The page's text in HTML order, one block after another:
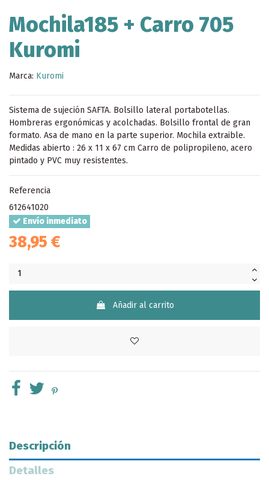
Mochila185 + Carro 705
Kuromi
Marca: Kuromi
Sistema de sujeción SAFTA. Bolsillo lateral portabotellas.
Hombreras ergonómicas y acolchadas. Bolsillo frontal de gran
formato. Asa de mano en la parte superior. Mochila extraible.
Medidas abierto : 26 x 11 x 67 cm Carro de polipropileno, acero
pintado y PVC muy resistentes.
Referencia
612641020
Envío inmediato
38,95 €
Añadir al carrito
Descripción
Detalles